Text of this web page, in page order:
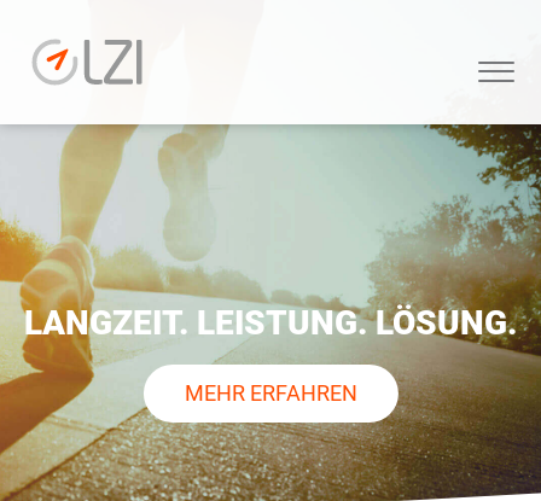
LANGZEIT. LEISTUNG. LÖSUNG.
MEHR ERFAHREN